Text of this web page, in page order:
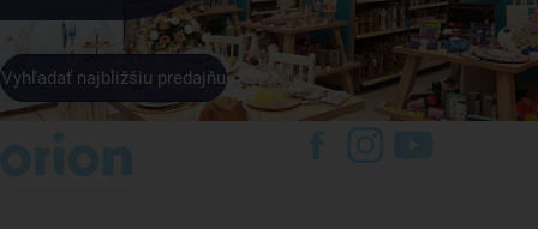
Vyhľadať najbližšiu predajňu